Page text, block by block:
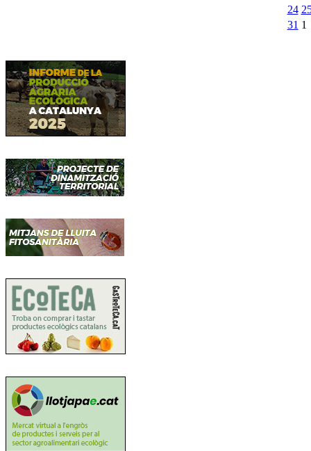
24
31 1